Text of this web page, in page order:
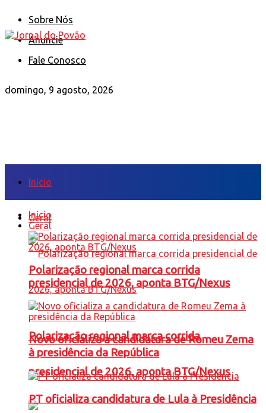
Sobre Nós
Anuncie
Fale Conosco
domingo, 9 agosto, 2026
Início
Geral
Polarização regional marca corrida
presidencial de 2026, aponta BTG/Nexus
Início
Geral
Polarização regional marca corrida
presidencial de 2026, aponta BTG/Nexus
Novo oficializa a candidatura de Romeu Zema
à presidência da República
PT oficializa candidatura de Lula à Presidência